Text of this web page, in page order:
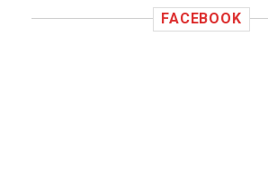
FACEBOOK